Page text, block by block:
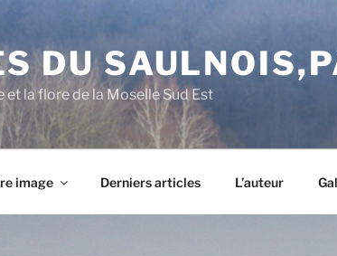
DU
et la flore de la Moselle Sud Est
image Derniers articles L’auteur